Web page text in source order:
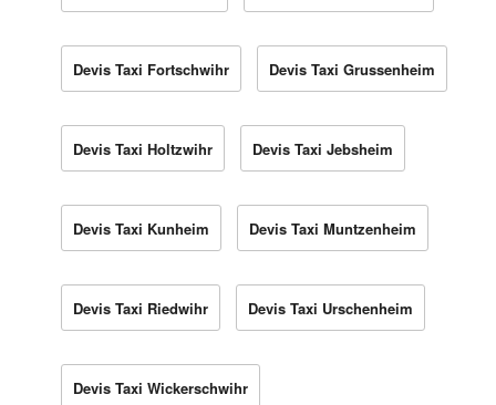
Devis Taxi Fortschwihr Devis Taxi Grussenheim
Devis Taxi Holtzwihr Devis Taxi Jebsheim
Devis Taxi Kunheim Devis Taxi Muntzenheim
Devis Taxi Riedwihr Devis Taxi Urschenheim
Devis Taxi Wickerschwihr